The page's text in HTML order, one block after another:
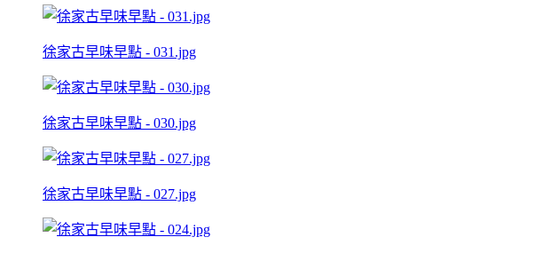
徐家古早味早點 - 031.jpg
徐家古早味早點 - 030.jpg
徐家古早味早點 - 027.jpg